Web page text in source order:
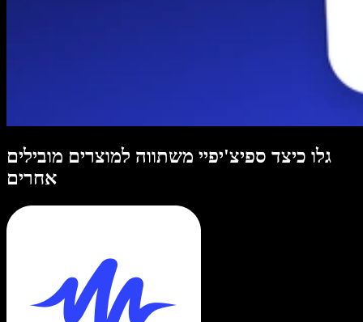
גלו כיצד ספיצ'יפיי משתווה למוצרים מובילים
אחרים